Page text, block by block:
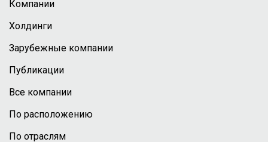
Компании
Холдинги
Зарубежные компании
Публикации
Все компании
По расположению
По отраслям